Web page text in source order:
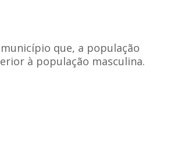
que, a população
à população masculina.